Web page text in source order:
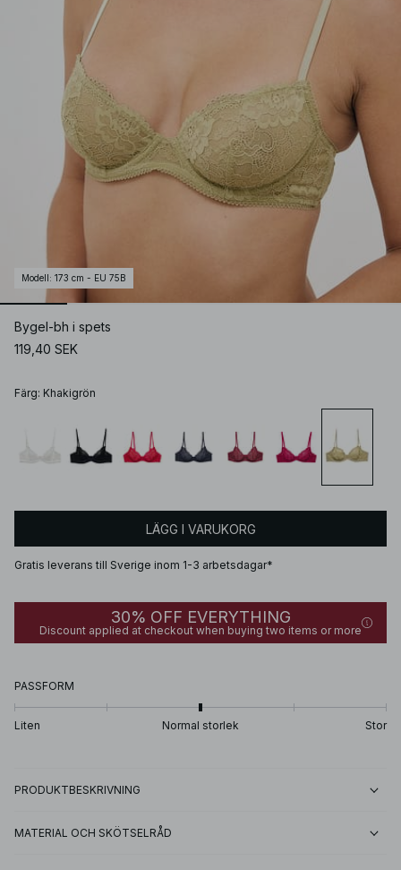
Modell : 173 cm - EU 75B
Bygel-bh i spets
119,40 SEK
Färg: Khakigrön
LÄGG I VARUKORG
Gratis leverans till Sverige inom 1-3 arbetsdagar*
30% OFF EVERYTHING
Discount applied at checkout when buying two items or more
PASSFORM
Liten Normal storlek Stor
PRODUKTBESKRIVNING
MATERIAL OCH SKÖTSELRÅD